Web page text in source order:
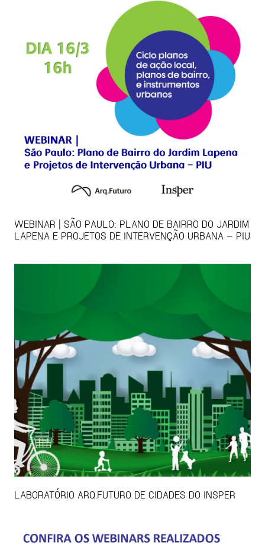
WEBINAR | SÃO PAULO: PLANO DE BAIRRO DO JARDIM
LAPENA E PROJETOS DE INTERVENÇÃO URBANA – PIU
LABORATÓRIO ARQ.FUTURO DE CIDADES DO INSPER